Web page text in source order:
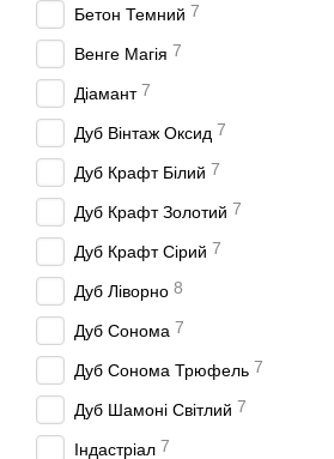
Бетон Темний 7
Венге Магія 7
Діамант 7
Дуб Вінтаж Оксид 7
Дуб Крафт Білий 7
Дуб Крафт Золотий 7
Дуб Крафт Сірий 7
Дуб Ліворно 8
Дуб Сонома 7
Дуб Сонома Трюфель 7
Дуб Шамоні Світлий 7
Індастріал 7